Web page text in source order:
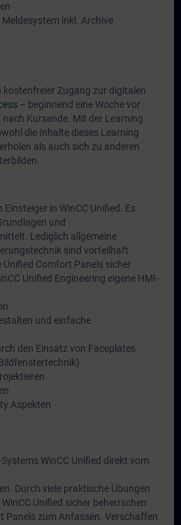
inkl. Archive
kostenfreier Zugang zur digitalen
– beginnend eine Woche vor
Kursende. Mit der Learning
die Inhalte dieses Learning
als auch sich zu anderen
in WinCC Unified. Es
und
Lediglich allgemeine
sind vorteilhaft.
Unified Comfort Panels sicher
Unified Engineering eigene HMI-
und einfache
den Einsatz von Faceplates
Aspekten
WinCC Unified direkt vom
Durch viele praktische Übungen
Unified sicher beherrschen
Panels zum Anfassen. Verschaffen